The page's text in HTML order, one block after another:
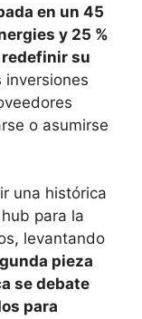
en un 45
y 25 %
redefinir su
inversiones
o asumirse
una histórica
para la
levantando
pieza
se debate
para